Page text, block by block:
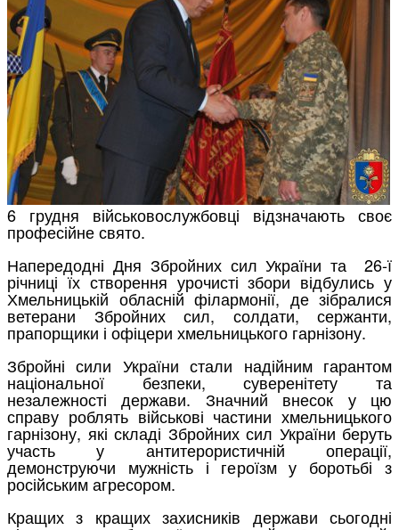
6 грудня військовослужбовці відзначають своє
професійне свято.
Напередодні Дня Збройних сил України та 26-ї
річниці їх створення урочисті збори відбулись у
Хмельницькій обласній філармонії, де зібралися
ветерани Збройних сил, солдати, сержанти,
прапорщики і офіцери хмельницького гарнізону.
Збройні сили України стали надійним гарантом
національної безпеки, суверенітету та
незалежності держави. Значний внесок у цю
справу роблять військові частини хмельницького
гарнізону, які складі Збройних сил України беруть
участь у антитерористичній операції,
демонструючи мужність і героїзм у боротьбі з
російським агресором.
Кращих з кращих захисників держави сьогодні